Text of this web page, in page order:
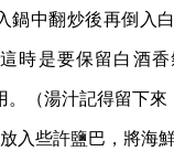
鍋中翻炒後再倒入
時是要保留白酒
（湯汁記得留下來
入些許鹽巴，將海